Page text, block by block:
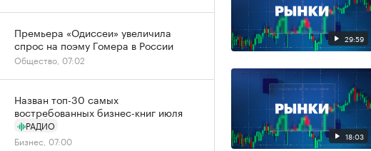
29:59
18:03
Премьера «Одиссеи» увеличила
спрос на поэму Гомера в России
Общество, 07:02
Назван топ-30 самых
востребованных бизнес-книг июля
РАДИО
Бизнес, 07:00